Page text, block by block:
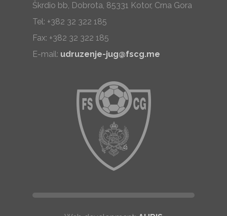
Škrdio bb, Dobrota, 85331 Kotor, Crna Gora
Tel: +382 32 322 185
Fax: +382 32 322 185
E-mail: udruzenje-jug@fscg.me